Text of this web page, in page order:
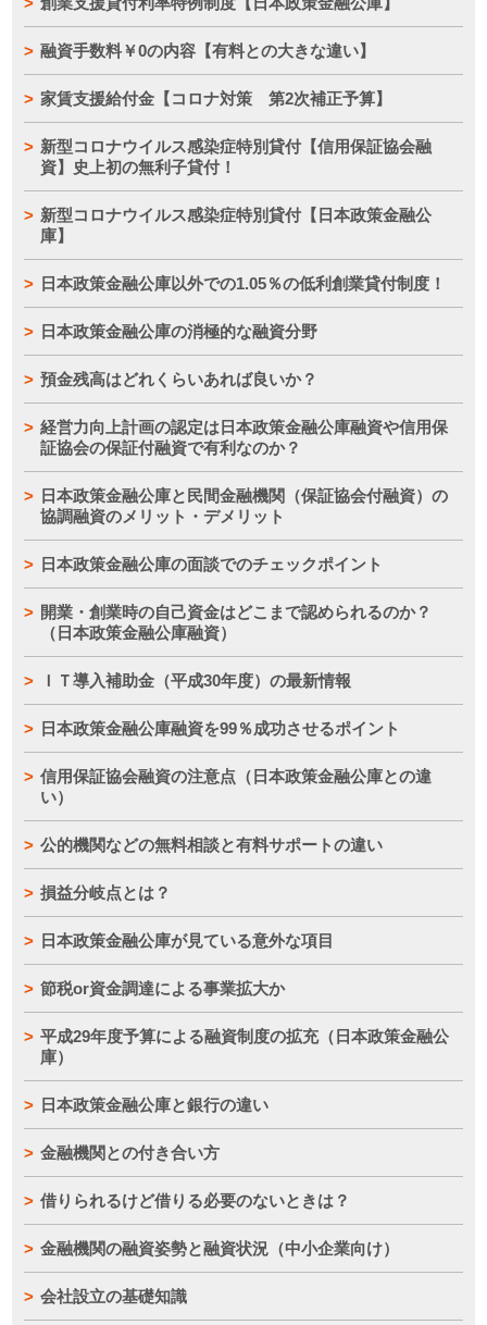
融資手数料￥0の内容【有料との大きな違い】
家賃支援給付金【コロナ対策 第2次補正予算】
新型コロナウイルス感染症特別貸付【信用保証協会融
資】史上初の無利子貸付！
新型コロナウイルス感染症特別貸付【日本政策金融公
庫】
日本政策金融公庫以外での1.05％の低利創業貸付制度！
日本政策金融公庫の消極的な融資分野
預金残高はどれくらいあれば良いか？
経営力向上計画の認定は日本政策金融公庫融資や信用保
証協会の保証付融資で有利なのか？
日本政策金融公庫と民間金融機関（保証協会付融資）の
協調融資のメリット・デメリット
日本政策金融公庫の面談でのチェックポイント
開業・創業時の自己資金はどこまで認められるのか？
（日本政策金融公庫融資）
ＩＴ導入補助金（平成30年度）の最新情報
日本政策金融公庫融資を99％成功させるポイント
信用保証協会融資の注意点（日本政策金融公庫との違
い）
公的機関などの無料相談と有料サポートの違い
損益分岐点とは？
日本政策金融公庫が見ている意外な項目
節税or資金調達による事業拡大か
平成29年度予算による融資制度の拡充（日本政策金融公
庫）
日本政策金融公庫と銀行の違い
金融機関との付き合い方
借りられるけど借りる必要のないときは？
金融機関の融資姿勢と融資状況（中小企業向け）
会社設立の基礎知識